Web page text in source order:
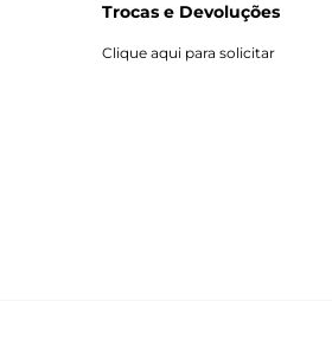
Trocas e Devoluções
Clique aqui para solicitar